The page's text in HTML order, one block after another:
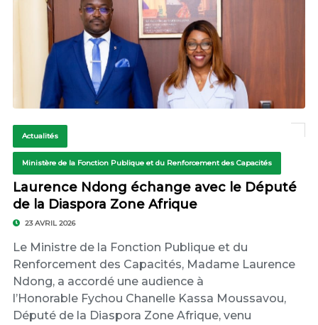
Actualités
Ministère de la Fonction Publique et du Renforcement des Capacités
Laurence Ndong échange avec le Député
de la Diaspora Zone Afrique
23 AVRIL 2026
Le Ministre de la Fonction Publique et du
Renforcement des Capacités, Madame Laurence
Ndong, a accordé une audience à
l’Honorable Fychou Chanelle Kassa Moussavou,
Député de la Diaspora Zone Afrique, venu